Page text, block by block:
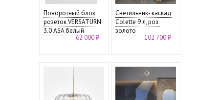
Поворотный блок
розеток VERSATURN
3.0 ASA белый
62 000 ₽
Светильник- каскад
Colette 9 л, роз.
золото
102 700 ₽